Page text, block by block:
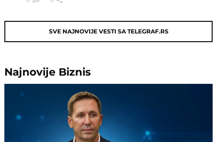
SVE NAJNOVIJE VESTI SA TELEGRAF.RS
Najnovije Biznis